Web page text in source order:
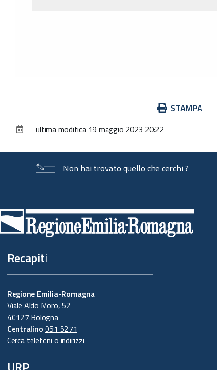
documento
STAMPA
ultima modifica 19 maggio 2023 20:22
Non hai trovato quello che cerchi ?
di
pagina
Recapiti
Regione Emilia-Romagna
Viale Aldo Moro, 52
40127 Bologna
Centralino 051 5271
Cerca telefoni o indirizzi